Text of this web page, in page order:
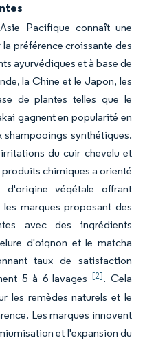
Pacifique connaît une
préférence croissante des
ayurvédiques et à base de
la Chine et le Japon, les
de plantes telles que le
gagnent en popularité en
shampooings synthétiques.
du cuir chevelu et
chimiques a orienté
végétale offrant
marques proposant des
avec des ingrédients
d'oignon et le matcha
taux de satisfaction
5 à 6 lavages[2]. Cela
les remèdes naturels et le
Les marques innovent
et l'expansion du